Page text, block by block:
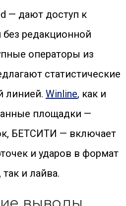
— дают доступ к
редакционной
операторы из
статистические
линией. Winline, как и
площадки —
БЕТСИТИ — включает
и ударов в формат
и лайва.